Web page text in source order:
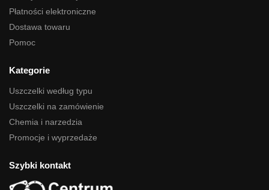
Płatności elektroniczne
Dostawa towaru
Pomoc
Kategorie
Uszczelki według typu
Uszczelki na zamówienie
Chemia i narzedzia
Promocje i wyprzedaże
Szybki kontakt